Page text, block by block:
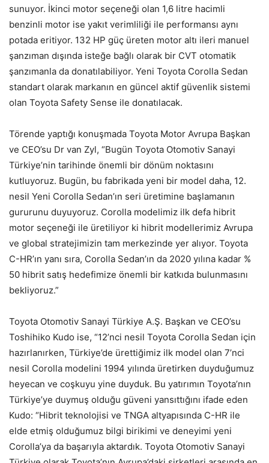
sunuyor. İkinci motor seçeneği olan 1,6 litre hacimli
benzinli motor ise yakıt verimliliği ile performansı aynı
potada eritiyor. 132 HP güç üreten motor altı ileri manuel
şanzıman dışında isteğe bağlı olarak bir CVT otomatik
şanzımanla da donatılabiliyor. Yeni Toyota Corolla Sedan
standart olarak markanın en güncel aktif güvenlik sistemi
olan Toyota Safety Sense ile donatılacak.
Törende yaptığı konuşmada Toyota Motor Avrupa Başkan
ve CEO’su Dr van Zyl, “Bugün Toyota Otomotiv Sanayi
Türkiye’nin tarihinde önemli bir dönüm noktasını
kutluyoruz. Bugün, bu fabrikada yeni bir model daha, 12.
nesil Yeni Corolla Sedan’ın seri üretimine başlamanın
gururunu duyuyoruz. Corolla modelimiz ilk defa hibrit
motor seçeneği ile üretiliyor ki hibrit modellerimiz Avrupa
ve global stratejimizin tam merkezinde yer alıyor. Toyota
C-HR’ın yanı sıra, Corolla Sedan’ın da 2020 yılına kadar %
50 hibrit satış hedefimize önemli bir katkıda bulunmasını
bekliyoruz.”
Toyota Otomotiv Sanayi Türkiye A.Ş. Başkan ve CEO’su
Toshihiko Kudo ise, “12’nci nesil Toyota Corolla Sedan için
hazırlanırken, Türkiye’de ürettiğimiz ilk model olan 7’nci
nesil Corolla modelini 1994 yılında üretirken duyduğumuz
heyecan ve coşkuyu yine duyduk. Bu yatırımın Toyota’nın
Türkiye’ye duymuş olduğu güveni yansıttığını ifade eden
Kudo: “Hibrit teknolojisi ve TNGA altyapısında C-HR ile
elde etmiş olduğumuz bilgi birikimi ve deneyimi yeni
Corolla’ya da başarıyla aktardık. Toyota Otomotiv Sanayi